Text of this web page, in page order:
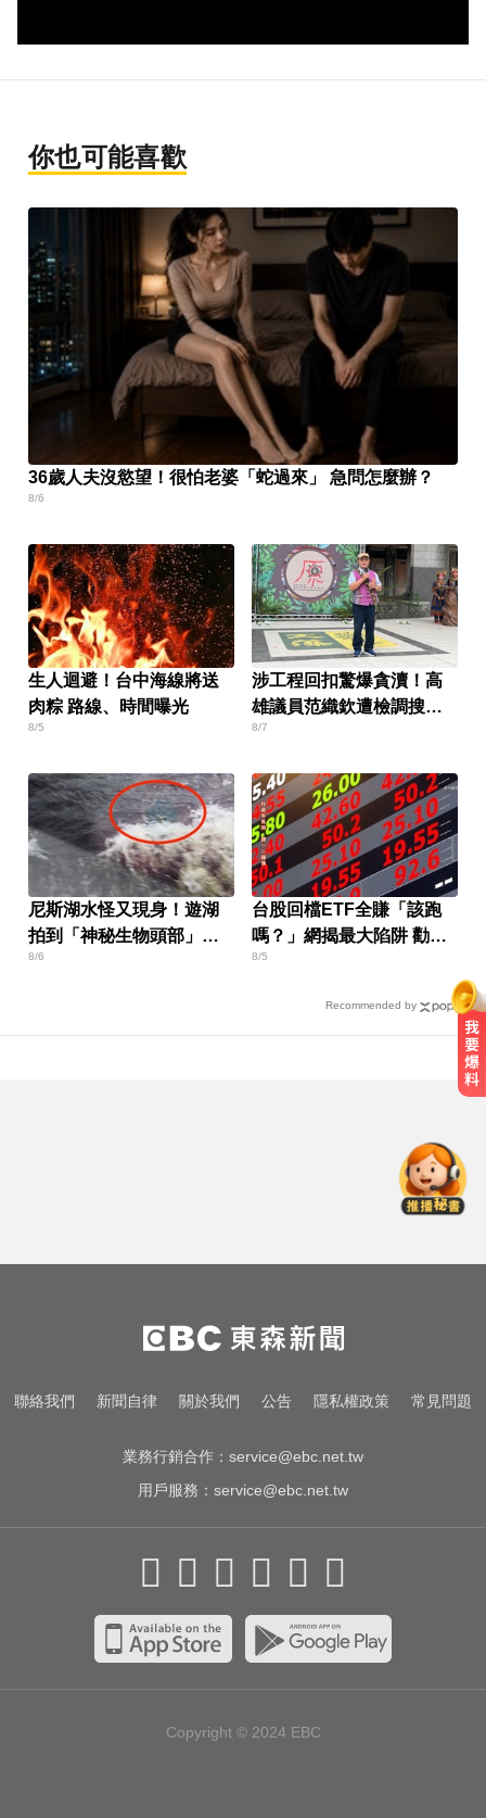
你也可能喜歡
36歲人夫沒慾望！很怕老婆「蛇過來」 急問怎麼辦？
8/6
生人迴避！台中海線將送
肉粽 路線、時間曝光
8/5
涉工程回扣驚爆貪瀆！高
雄議員范織欽遭檢調搜索
偵訓
8/7
尼斯湖水怪又現身！遊湖
拍到「神秘生物頭部」官
方證實了
8/6
台股回檔ETF全賺「該跑
嗎？」網揭最大陷阱 勸調
節1類股
8/5
Recommended by
給水手終止4連勝
高雄夜班保全滑撞護欄 車停路邊
「折腰倒副駕」亡！
大腦過勞4警訊！頻忘這事恐是中風
聯絡我們 新聞自律 關於我們 公告 隱私權政策 常見問題
業務行銷合作： service@ebc.net.tw
用戶服務： service@ebc.net.tw
Copyright © 2024 EBC